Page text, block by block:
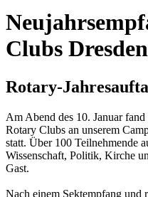
Clubs
Rotary-
Am Abend des 10. Januar
Rotary Clubs an unserem
statt. Über 100 Teilnehmende
Wissenschaft, Politik, Kirche
Gast.
Nach einem Sektempfang und